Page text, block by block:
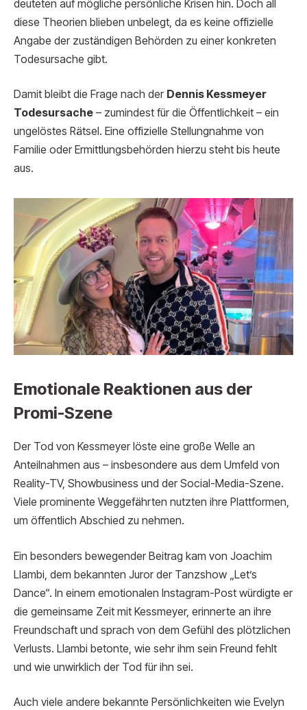
deuteten auf mögliche persönliche Krisen hin. Doch all
diese Theorien blieben unbelegt, da es keine offizielle
Angabe der zuständigen Behörden zu einer konkreten
Todesursache gibt.
Damit bleibt die Frage nach der Dennis Kessmeyer
Todesursache – zumindest für die Öffentlichkeit – ein
ungelöstes Rätsel. Eine offizielle Stellungnahme von
Familie oder Ermittlungsbehörden hierzu steht bis heute
aus.
Emotionale Reaktionen aus der
Promi-Szene
Der Tod von Kessmeyer löste eine große Welle an
Anteilnahmen aus – insbesondere aus dem Umfeld von
Reality-TV, Showbusiness und der Social-Media-Szene.
Viele prominente Weggefährten nutzten ihre Plattformen,
um öffentlich Abschied zu nehmen.
Ein besonders bewegender Beitrag kam von Joachim
Llambi, dem bekannten Juror der Tanzshow „Let’s
Dance“. In einem emotionalen Instagram-Post würdigte er
die gemeinsame Zeit mit Kessmeyer, erinnerte an ihre
Freundschaft und sprach von dem Gefühl des plötzlichen
Verlusts. Llambi betonte, wie sehr ihm sein Freund fehlt
und wie unwirklich der Tod für ihn sei.
Auch viele andere bekannte Persönlichkeiten wie Evelyn